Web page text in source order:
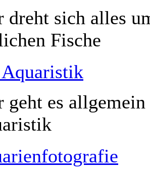
dreht sich alles
Fische
geht es